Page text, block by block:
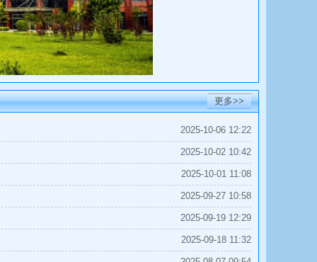
更多>>
2025-10-06 12:22
2025-10-02 10:42
2025-10-01 11:08
2025-09-27 10:58
2025-09-19 12:29
2025-09-18 11:32